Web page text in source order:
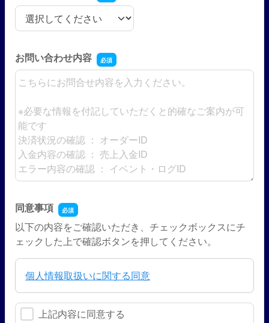
お問い合わせ種別
お問い合わせ内容
お問い合わせ内容
同意事項
以下の内容をご確認いただき、チェックボックスにチ
ェックした上で確認ボタンを押してください。
個人情報取扱いに関する同意
上記内容に同意する